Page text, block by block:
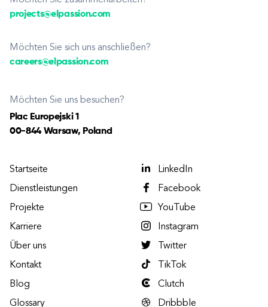
projects@elpassion.com
Möchten Sie sich uns anschließen?
careers@elpassion.com
Möchten Sie uns besuchen?
Plac Europejski 1
00-844 Warsaw, Poland
Startseite
Dienstleistungen
Projekte
Karriere
Über uns
Kontakt
Blog
Glossary
LinkedIn
Facebook
YouTube
Instagram
Twitter
TikTok
Clutch
Dribbble